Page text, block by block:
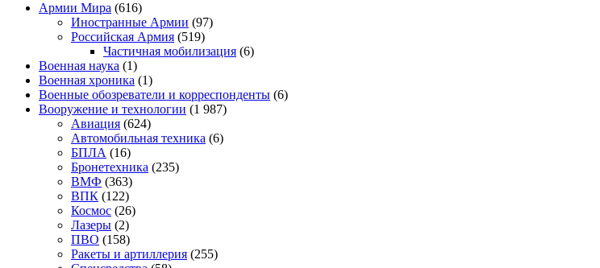
Армии Мира (616)
Иностранные Армии (97)
Российская Армия (519)
Частичная мобилизация (6)
Военная наука (1)
Военная хроника (1)
Военные обозреватели и корреспонденты (6)
Вооружение и технологии (1 987)
Авиация (624)
Автомобильная техника (6)
БПЛА (16)
Бронетехника (235)
ВМФ (363)
ВПК (122)
Космос (26)
Лазеры (2)
ПВО (158)
Ракеты и артиллерия (255)